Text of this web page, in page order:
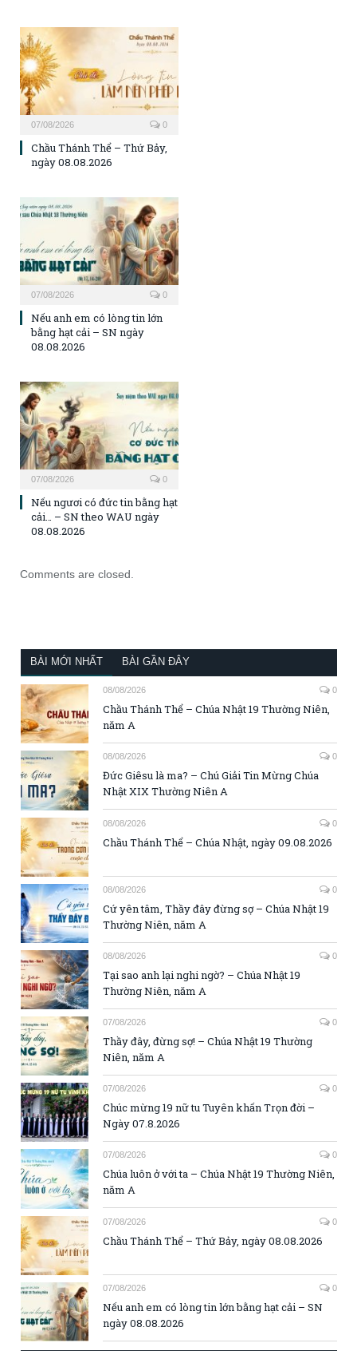
07/08/2026 0
Chầu Thánh Thể – Thứ Bảy,
ngày 08.08.2026
07/08/2026 0
Nếu anh em có lòng tin lớn
bằng hạt cải – SN ngày
08.08.2026
07/08/2026 0
Nếu ngươi có đức tin bằng hạt
cải… – SN theo WAU ngày
08.08.2026
Comments are closed.
BÀI MỚI NHẤT BÀI GẦN ĐÂY
08/08/2026 0
Chầu Thánh Thể – Chúa Nhật 19 Thường Niên,
năm A
08/08/2026 0
Đức Giêsu là ma? – Chú Giải Tin Mừng Chúa
Nhật XIX Thường Niên A
08/08/2026 0
Chầu Thánh Thể – Chúa Nhật, ngày 09.08.2026
08/08/2026 0
Cứ yên tâm, Thầy đây đừng sợ – Chúa Nhật 19
Thường Niên, năm A
08/08/2026 0
Tại sao anh lại nghi ngờ? – Chúa Nhật 19
Thường Niên, năm A
07/08/2026 0
Thầy đây, đừng sợ! – Chúa Nhật 19 Thường
Niên, năm A
07/08/2026 0
Chúc mừng 19 nữ tu Tuyên khấn Trọn đời –
Ngày 07.8.2026
07/08/2026 0
Chúa luôn ở với ta – Chúa Nhật 19 Thường Niên,
năm A
07/08/2026 0
Chầu Thánh Thể – Thứ Bảy, ngày 08.08.2026
07/08/2026 0
Nếu anh em có lòng tin lớn bằng hạt cải – SN
ngày 08.08.2026